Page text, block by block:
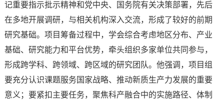
记重要指示批示精神和党中央、国务院有关决策部署，先后
在多地开展调研，与相关机构深入交流，形成了较好的前期
研究基础。项目筹备过程中，学会综合考虑地区分布、产业
基础、研究能力和平台优势，牵头组织多家单位共同参与，
形成跨学科、跨领域、跨区域的研究团队。他强调，项目组
要充分认识课题服务国家战略、推动新质生产力发展的重要
意义；要紧扣主要任务，聚焦科产融合中的实施路径、体制